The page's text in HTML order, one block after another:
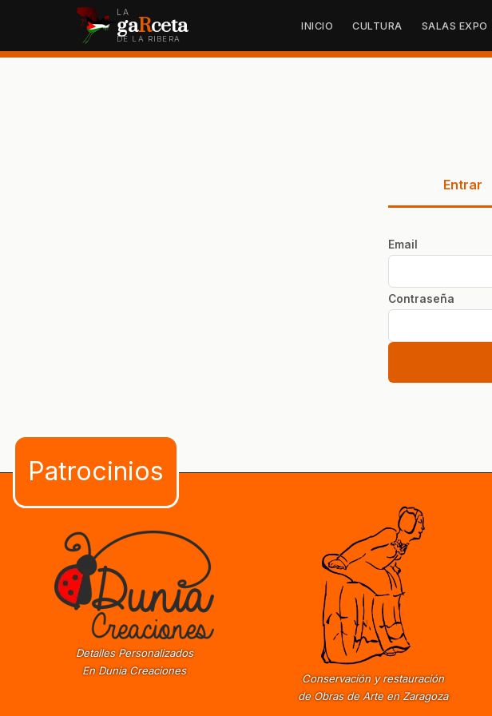
LA
gaRceta
DE LA RIBERA
INICIO CULTURA SALAS EXPO
Entrar
Email
Contraseña
Detalles Personalizados
En Dunia Creaciones
Conservación y restauración
de Obras de Arte en Zaragoza